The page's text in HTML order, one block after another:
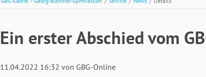
Ein erster Abschied vom
11.04.2022 16:32 von GBG-Online